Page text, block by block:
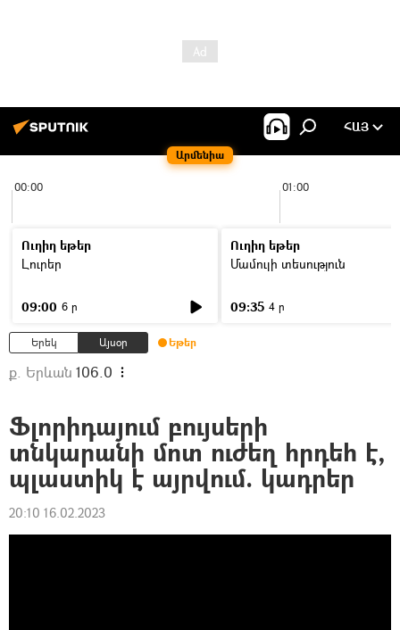
Արմենիա
ՀԱՅ
00:00 01:00
Ուղիղ եթեր
Լուրեր
09:00 6 ր
Ուղիղ եթեր
Մամուլի տեսություն
09:35 4 ր
Երեկ Այսօր Եթեր
ք. Երևան 106.0
Ֆլորիդայում բույսերի
տնկարանի մոտ ուժեղ հրդեհ է,
պլաստիկ է այրվում. կադրեր
20:10 16.02.2023